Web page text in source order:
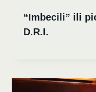
“Imbecili” ili
D.R.I.